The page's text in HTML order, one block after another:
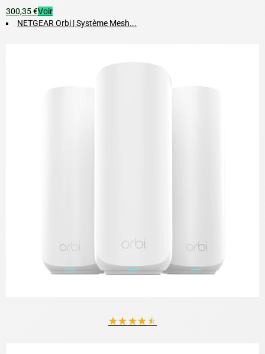
300,35 €Voir
NETGEAR Orbi | Système Mesh...
★★★★★